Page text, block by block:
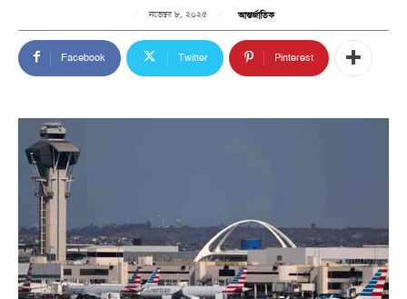
নভেম্বর ৮, ২০২৫ আন্তর্জাতিক
Facebook Twitter Pinterest